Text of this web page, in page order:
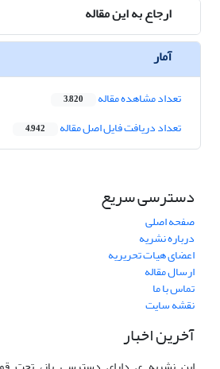
ارجاع به این مقاله
آمار
تعداد مشاهده مقاله 3,820
تعداد دریافت فایل اصل مقاله 4,942
دسترسی سریع
صفحه اصلی
درباره نشریه
اعضای هیات تحریریه
ارسال مقاله
تماس با ما
نقشه سایت
آخرین اخبار